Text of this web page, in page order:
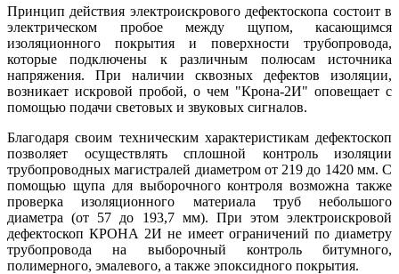
Принцип действия электроискрового дефектоскопа состоит в
электрическом пробое между щупом, касающимся
изоляционного покрытия и поверхности трубопровода,
которые подключены к различным полюсам источника
напряжения. При наличии сквозных дефектов изоляции,
возникает искровой пробой, о чем "Крона-2И" оповещает с
помощью подачи световых и звуковых сигналов.
Благодаря своим техническим характеристикам дефектоскоп
позволяет осуществлять сплошной контроль изоляции
трубопроводных магистралей диаметром от 219 до 1420 мм. С
помощью щупа для выборочного контроля возможна также
проверка изоляционного материала труб небольшого
диаметра (от 57 до 193,7 мм). При этом электроискровой
дефектоскоп КРОНА 2И не имеет ограничений по диаметру
трубопровода на выборочный контроль битумного,
полимерного, эмалевого, а также эпоксидного покрытия.